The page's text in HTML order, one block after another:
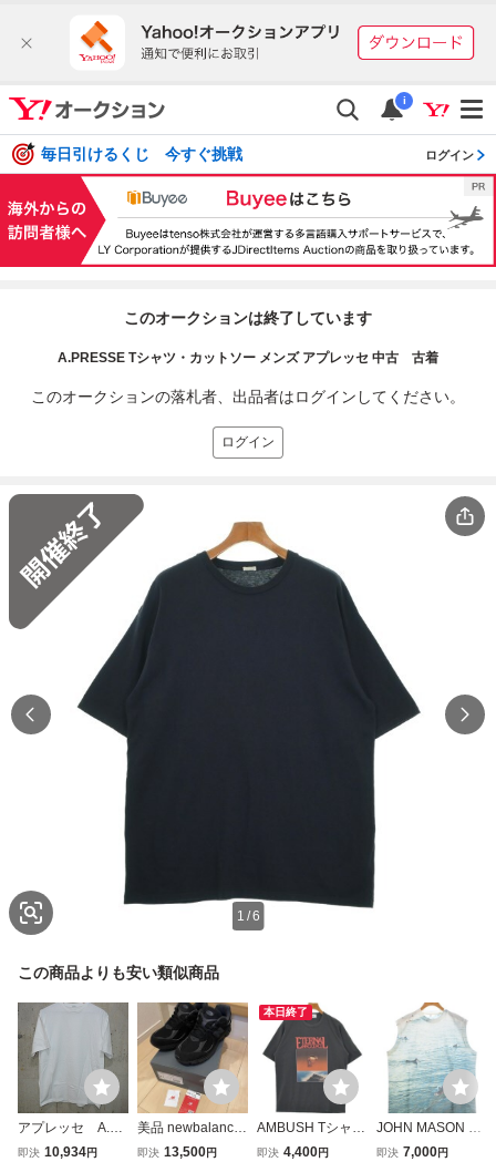
i
毎日引けるくじ 今すぐ挑戦 ログイン
このオークションは終了しています
A.PRESSE Tシャツ・カットソー メンズ アプレッセ 中古 古着
このオークションの落札者、出品者はログインしてください。
ログイン
1 /6
この商品よりも安い類似商品
アプレッセ A.PR
ESSE 半袖 Tシ
即決 10,934円
美品 newbalance
U2002RBL 26.5c
即決 13,500円
本日終了
AMBUSH Tシャ
ツ・カットソー メ
即決 4,400円
JOHN MASON S
MITH Tシャツ・カ
即決 7,000円